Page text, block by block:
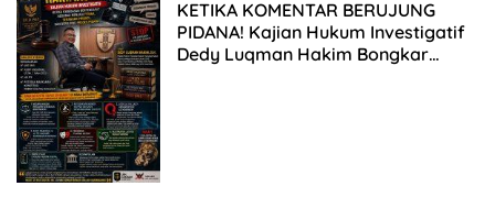
KETIKA KOMENTAR BERUJUNG
PIDANA! Kajian Hukum Investigatif
Dedy Luqman Hakim Bongkar